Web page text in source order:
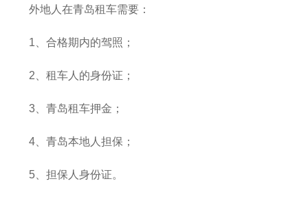
外地人在青岛租车需要：
1、合格期内的驾照；
2、租车人的身份证；
3、青岛租车押金；
4、青岛本地人担保；
5、担保人身份证。